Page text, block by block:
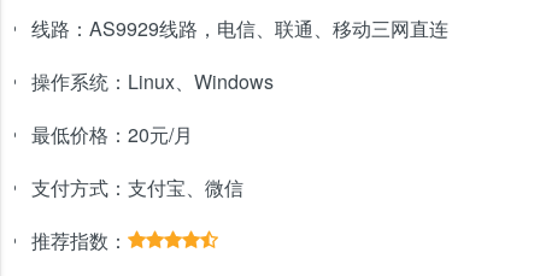
线路： AS9929线路，电信、联通、移动三网直连
操作系统： Linux、Windows
最低价格： 20元/月
支付方式： 支付宝、微信
推荐指数：